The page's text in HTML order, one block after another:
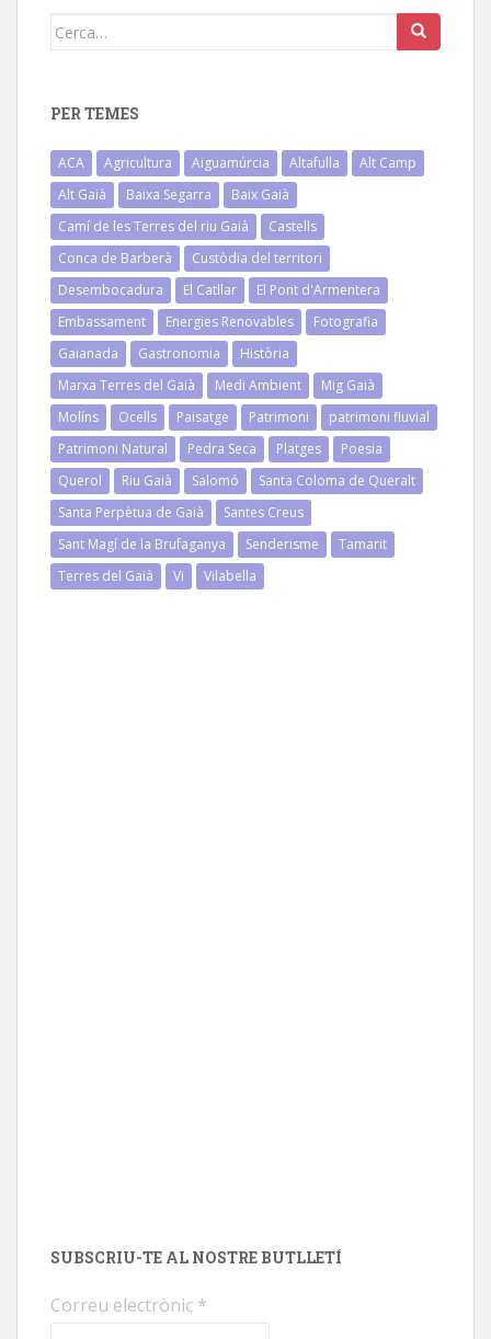
Cerca:
PER TEMES
ACA Agricultura Aiguamúrcia Altafulla
Alt Camp
Alt Gaià
Baixa Segarra
Baix Gaià
Camí de les Terres del riu Gaià
Castells
Conca de Barberà
Custòdia del territori
Desembocadura
El Catllar
El Pont d'Armentera
Embassament
Energies Renovables
Fotografia
Gaianada
Gastronomia
Història
Marxa Terres del Gaià
Medi Ambient
Mig Gaià
Molíns
Ocells Paisatge Patrimoni
patrimoni fluvial
Patrimoni Natural
Pedra Seca Platges
Poesia
Querol
Riu Gaià Salomó
Santa Coloma de Queralt
Santa Perpètua de Gaià
Santes Creus
Sant Magí de la Brufaganya
Senderisme
Tamarit
Terres del Gaià
Vi Vilabella
SUBSCRIU-TE AL NOSTRE BUTLLETÍ
Correu electrònic *